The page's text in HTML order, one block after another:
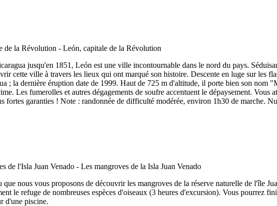
jusqu'en 1851, León est une ville incontournable dans le nord du pays.
cette ville à travers les lieux qui ont marqué son histoire. Descente en luge sur les
; la dernière éruption date de 1999. Haut de 725 m d'altitude, il porte bien son nom
Les fumerolles et autres dégagements de soufre accentuent le dépaysement. Vous
fortes garanties ! Note : randonnée de difficulté modérée, environ 1h30 de marche.
nous vous proposons de découvrir les mangroves de la réserve naturelle de l'île
le refuge de nombreuses espèces d'oiseaux (3 heures d'excursion). Vous pourrez
d'une piscine.